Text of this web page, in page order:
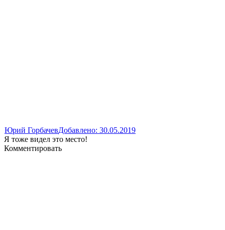
Юрий ГорбачевДобавлено: 30.05.2019
Я тоже видел это место!
Комментировать